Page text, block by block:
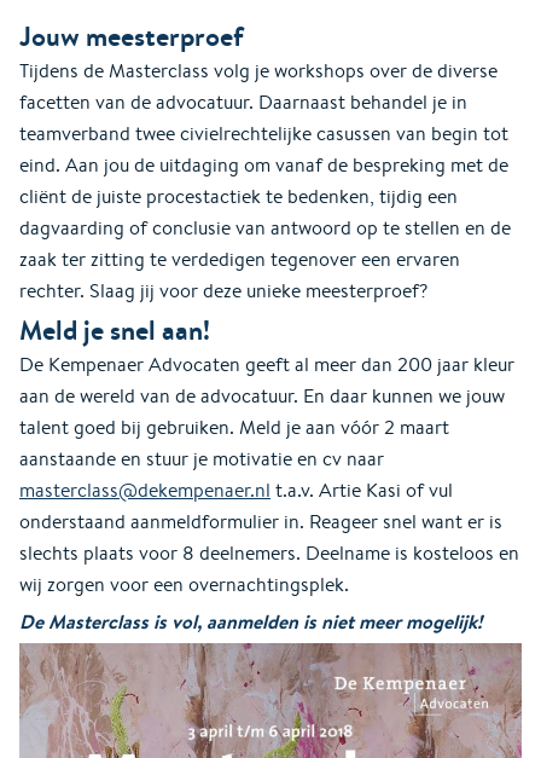
Jouw meesterproef
Tijdens de Masterclass volg je workshops over de diverse
facetten van de advocatuur. Daarnaast behandel je in
teamverband twee civielrechtelijke casussen van begin tot
eind. Aan jou de uitdaging om vanaf de bespreking met de
cliënt de juiste procestactiek te bedenken, tijdig een
dagvaarding of conclusie van antwoord op te stellen en de
zaak ter zitting te verdedigen tegenover een ervaren
rechter. Slaag jij voor deze unieke meesterproef?
Meld je snel aan!
De Kempenaer Advocaten geeft al meer dan 200 jaar kleur
aan de wereld van de advocatuur. En daar kunnen we jouw
talent goed bij gebruiken. Meld je aan vóór 2 maart
aanstaande en stuur je motivatie en cv naar
masterclass@dekempenaer.nl t.a.v. Artie Kasi of vul
onderstaand aanmeldformulier in. Reageer snel want er is
slechts plaats voor 8 deelnemers. Deelname is kosteloos en
wij zorgen voor een overnachtingsplek.
De Masterclass is vol, aanmelden is niet meer mogelijk!